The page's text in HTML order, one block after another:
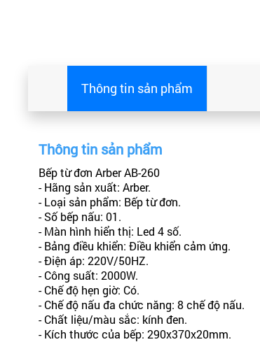
Thông tin sản phẩm
Thông tin sản phẩm
Bếp từ đơn Arber AB-260
- Hãng sản xuất: Arber.
- Loại sản phẩm: Bếp từ đơn.
- Số bếp nấu: 01.
- Màn hình hiển thị: Led 4 số.
- Bảng điều khiển: Điều khiển cảm ứng.
- Điện áp: 220V/50HZ.
- Công suất: 2000W.
- Chế độ hẹn giờ: Có.
- Chế độ nấu đa chức năng: 8 chế độ nấu.
- Chất liệu/màu sắc: kính đen.
- Kích thước của bếp: 290x370x20mm.